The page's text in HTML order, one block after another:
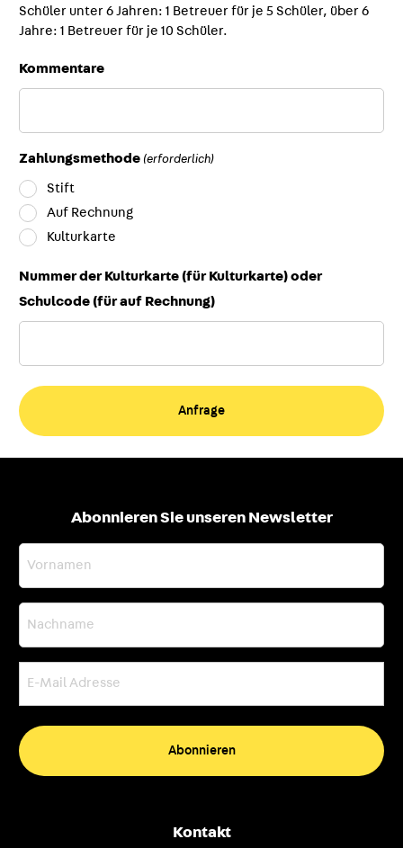
Schüler unter 6 Jahren: 1 Betreuer für je 5 Schüler, über 6
Jahre: 1 Betreuer für je 10 Schüler.
Kommentare
Zahlungsmethode (erforderlich)
Stift
Auf Rechnung
Kulturkarte
Nummer der Kulturkarte (für Kulturkarte) oder
Schulcode (für auf Rechnung)
Abonnieren Sie unseren Newsletter
Adresse
(erforderlich)
Kontakt